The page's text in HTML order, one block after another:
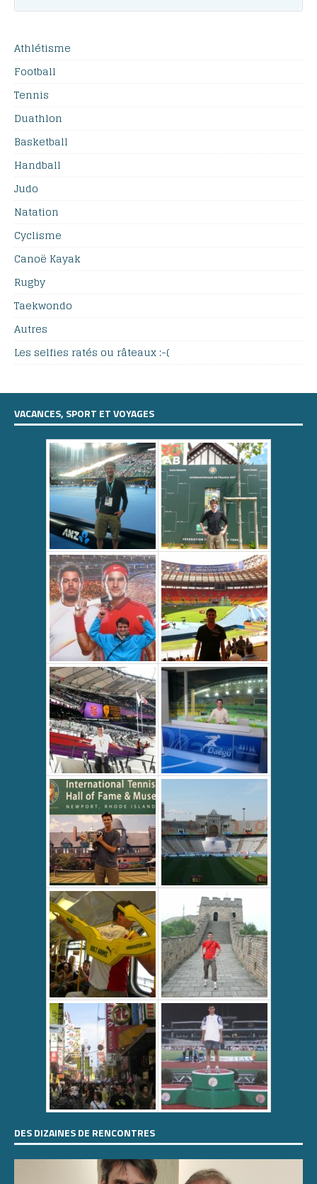
Athlétisme
Football
Tennis
Duathlon
Basketball
Handball
Judo
Natation
Cyclisme
Canoë Kayak
Rugby
Taekwondo
Autres
Les selfies ratés ou râteaux :-(
VACANCES, SPORT ET VOYAGES
DES DIZAINES DE RENCONTRES